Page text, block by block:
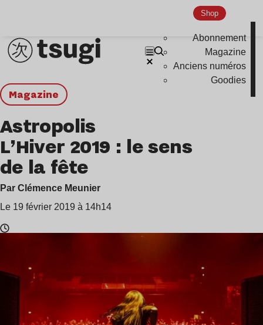
Shop
Abonnement
Magazine
Anciens numéros
Goodies
magazine
Astropolis
L’Hiver 2019 : le sens
de la fête
Par Clémence Meunier
Le 19 février 2019 à 14h14